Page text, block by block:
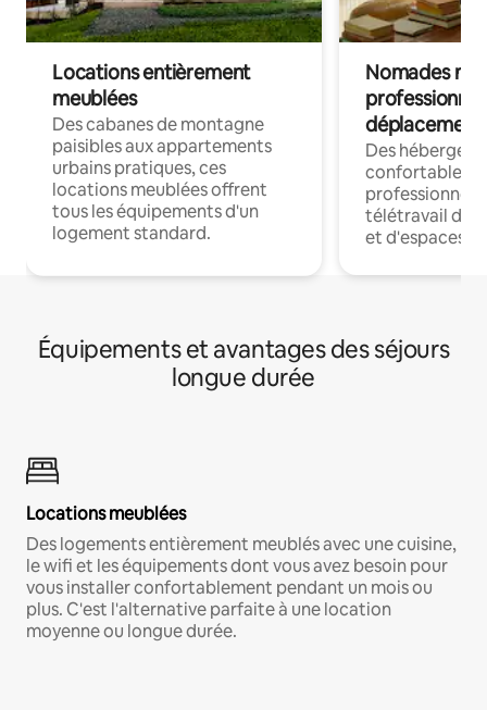
Locations entièrement
meublées
Des cabanes de montagne
paisibles aux appartements
urbains pratiques, ces
locations meublées offrent
tous les équipements d'un
logement standard.
Nomades
déplacement
Des
confortables
professionnels
télétravail
et d'espaces
Équipements et avantages des séjours
longue durée
Locations meublées
Des logements entièrement meublés avec une cuisine,
le wifi et les équipements dont vous avez besoin pour
vous installer confortablement pendant un mois ou
plus. C'est l'alternative parfaite à une location
moyenne ou longue durée.